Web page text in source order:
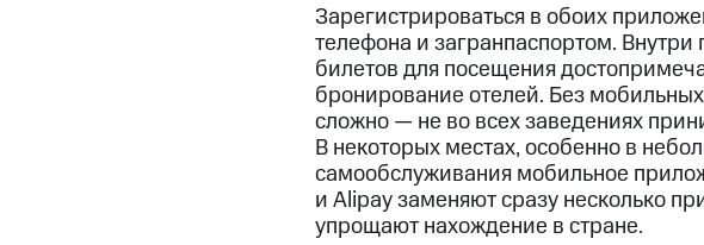
Зарегистрироваться в обоих
телефона и загранпаспортом.
билетов для посещения
бронирование отелей. Без
сложно — не во всех заведениях
В некоторых местах, особенно в
самообслуживания мобильное
и Alipay заменяют сразу несколько
упрощают нахождение в стране.